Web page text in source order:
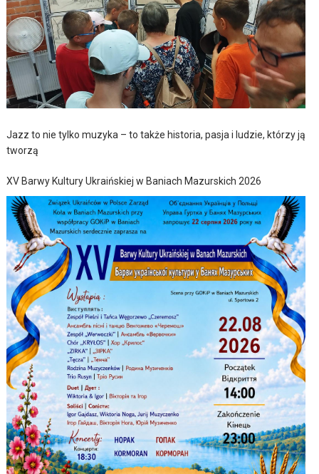
Jazz to nie tylko muzyka – to także historia, pasja i ludzie, którzy ją
tworzą
XV Barwy Kultury Ukraińskiej w Baniach Mazurskich 2026